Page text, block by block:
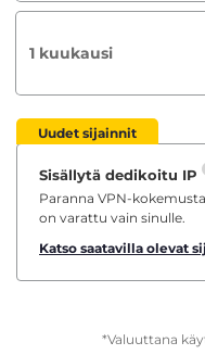
1 kuukausi
Uudet sijainnit
Sisällytä dedikoitu IP
Paranna VPN-
on varattu vain sinulle.
Katso saatavilla olevat
*Valuuttana